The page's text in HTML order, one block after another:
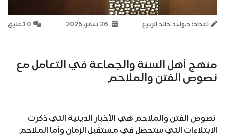
اعداد: د.وليد خالد الربيع 0 تعليق
منهج أهل السنة والجماعة في التعامل مع
نصوص الفتن والملاحم
نصوص الفتن والملاحم هي الأخبار الدينية التي ذكرت
الابتلاءات التي ستحصل في مستقبل الزمان وأما الملاحم